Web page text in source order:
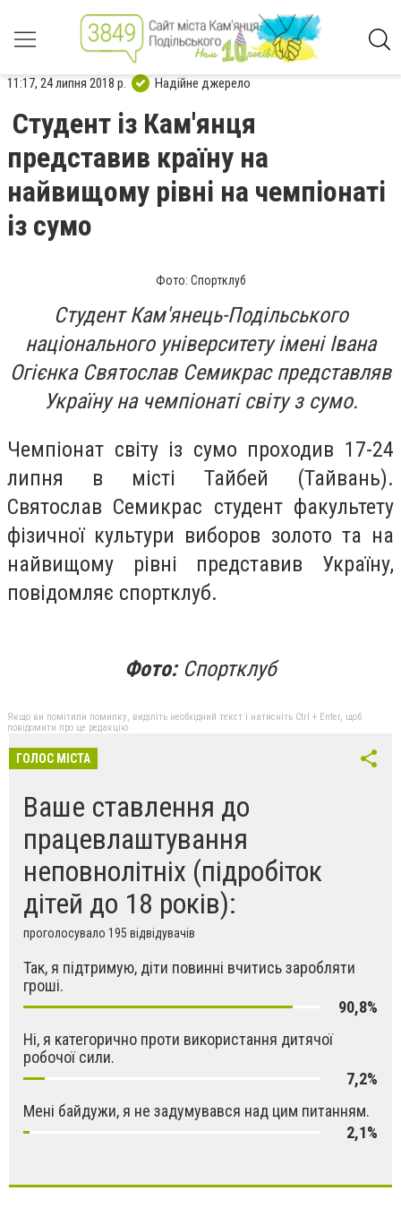
11:17, 24 липня 2018 р. Надійне джерело
Студент із Кам'янця
представив країну на
найвищому рівні на чемпіонаті
із сумо
Фото: Спортклуб
Студент Кам'янець-Подільського
національного університету імені Івана
Огієнка Святослав Семикрас представляв
Україну на чемпіонаті світу з сумо.
Чемпіонат світу із сумо проходив 17-24
липня в місті Тайбей (Тайвань).
Святослав Семикрас студент факультету
фізичної культури виборов золото та на
найвищому рівні представив Україну,
повідомляє спортклуб.
Фото:Спортклуб
Якщо ви помітили помилку, виділіть необхідний текст і натисніть Ctrl + Enter, щоб
повідомити про це редакцію
ГОЛОС МІСТА
Ваше ставлення до
працевлаштування
неповнолітніх (підробіток
дітей до 18 років):
проголосувало 195 відвідувачів
Так, я підтримую, діти повинні вчитись заробляти
гроші.
90,8%
Ні, я категорично проти використання дитячої
робочої сили.
7,2%
Мені байдужи, я не задумувався над цим питанням.
2,1%